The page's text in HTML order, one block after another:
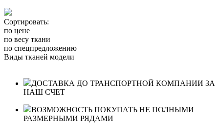
Сортировать:
по цене
по весу ткани
по спецпредложению
Виды тканей модели
ДОСТАВКА ДО ТРАНСПОРТНОЙ КОМПАНИИ ЗА
НАШ СЧЕТ
ВОЗМОЖНОСТЬ ПОКУПАТЬ НЕ ПОЛНЫМИ
РАЗМЕРНЫМИ РЯДАМИ